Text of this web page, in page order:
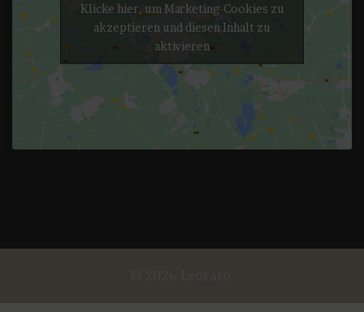
Klicke hier, um Marketing-Cookies zu
akzeptieren und diesen Inhalt zu
aktivieren